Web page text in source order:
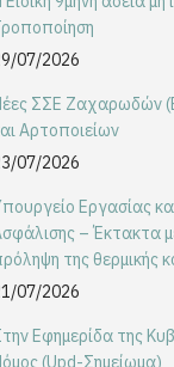
07/2026
ΣΣΕ Ζαχαρωδών
Αρτοποιείων
07/2026
Εργασίας
– Έκτακτα
της θερμικής
07/2026
Εφημερίδα της
(Upd-Σημείωμα)